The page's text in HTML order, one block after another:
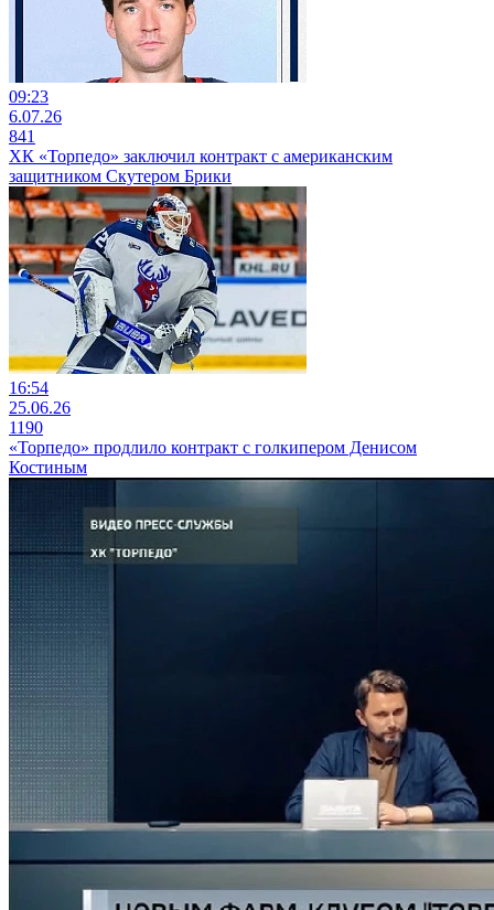
09:23
6.07.26
841
ХК «Торпедо» заключил контракт с американским
защитником Скутером Брики
16:54
25.06.26
1190
«Торпедо» продлило контракт с голкипером Денисом
Костиным